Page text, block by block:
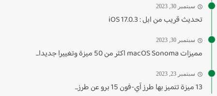
سبتمبر 30, 2023
تحديث قريب من ابل : iOS 17.0.3
سبتمبر 30, 2023
مميزات macOS Sonoma اكثر من 50 ميزة وتغييرا جديدا...
سبتمبر 23, 2023